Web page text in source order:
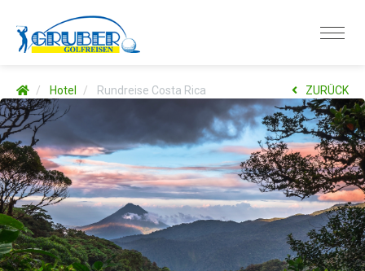
Hotel Rundreise Costa Rica ZURÜCK